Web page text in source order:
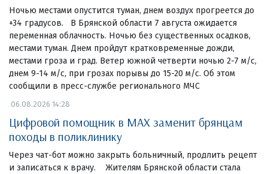
Ночью местами опустится туман, днем воздух прогреется до
+34 градусов. В Брянской области 7 августа ожидается
переменная облачность. Ночью без существенных осадков,
местами туман. Днем пройдут кратковременные дожди,
местами гроза и град. Ветер южной четверти ночью 2-7 м/с,
днем 9-14 м/с, при грозах порывы до 15-20 м/с. Об этом
сообщили в пресс-службе регионального МЧС
06.08.2026 14:28
Цифровой помощник в MAX заменит брянцам
походы в поликлинику
Через чат-бот можно закрыть больничный, продлить рецепт
и записаться к врачу. Жителям Брянской области стала